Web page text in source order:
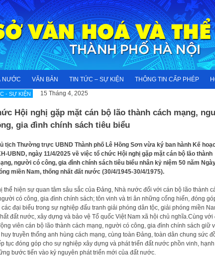
NƯỚC VĂN BẢN TIN TỨC – SỰ KIỆN THÔNG TIN CẤP PHÉP
- SỰ KIỆN 15 Tháng 4, 2025
Hội nghị gặp mặt cán bộ lão thành cách mạng,
gia đình chính sách tiêu biểu
tịch Thường trực UBND Thành phố Lê Hồng Sơn vừa ký ban hành Kế
UBND, ngày 11/4/2025 về việc tổ chức Hội nghị gặp mặt cán bộ lão thành
người có công, gia đình chính sách tiêu biểu nhân kỷ niệm 50 năm
miền Nam, thống nhất đất nước (30/4/1945-30/4/1975).
thể hiện sự quan tâm sâu sắc của Đảng, Nhà nước đối với cán bộ lão thành
có công, gia đình chính sách; tôn vinh và tri ân những cống hiến, đóng
đại biểu trong sự nghiệp đấu tranh giải phóng dân tộc, giải phóng miền
đất nước, xây dựng và bảo vệ Tổ quốc Việt Nam xã hội chủ nghĩa.Cùng với
viên cán bộ lão thành cách mạng, người có công, gia đình chính sách giữ
truyền thống anh hùng cách mạng, cùng toàn Đảng, toàn dân chung sức
tục đóng góp cho sự nghiệp xây dựng và phát triển đất nước phồn vinh, hạnh
bước tiến vào kỷ nguyên phát triển mới của đất nước.